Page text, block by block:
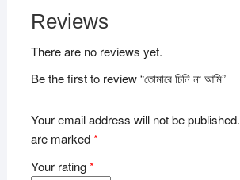
Reviews
There are no reviews yet.
Be the first to review “তোমারে চিনি না আমি”
Your email address will not be published.
are marked*
Your rating*